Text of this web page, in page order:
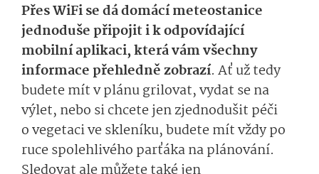
PřesWiFise dá domácí meteostanice
jednoduše připojit i k odpovídající
mobilní aplikaci, která vám všechny
informace přehledně zobrazí. Ať už tedy
budete mít v plánu grilovat,vydat se na
výlet, nebo si chcete jen zjednodušit péči
o vegetaci ve skleníku, budete mít vždy po
ruce spolehlivého parťáka na plánování.